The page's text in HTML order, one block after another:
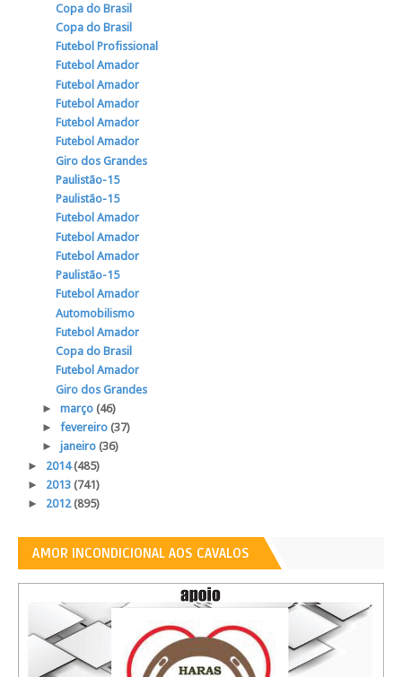
Copa do Brasil
Copa do Brasil
Futebol Profissional
Futebol Amador
Futebol Amador
Futebol Amador
Futebol Amador
Futebol Amador
Giro dos Grandes
Paulistão-15
Paulistão-15
Futebol Amador
Futebol Amador
Futebol Amador
Paulistão-15
Futebol Amador
Automobilismo
Futebol Amador
Copa do Brasil
Futebol Amador
Giro dos Grandes
► março (46)
► fevereiro (37)
► janeiro (36)
► 2014(485)
► 2013 (741)
► 2012(895)
AMOR INCONDICIONAL AOS CAVALOS